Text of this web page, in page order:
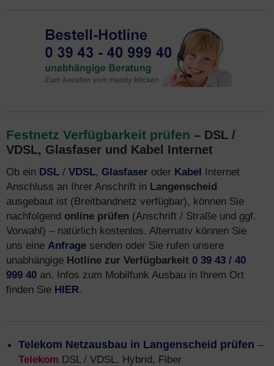
Festnetz Verfügbarkeit prüfen – DSL /
VDSL, Glasfaser und Kabel Internet
Ob ein DSL / VDSL, Glasfaser oder Kabel Internet
Anschluss an Ihrer Anschrift in Langenscheid
ausgebaut ist (Breitbandnetz verfügbar), können Sie
nachfolgend online prüfen (Anschrift / Straße und ggf.
Vorwahl) – natürlich kostenlos. Alternativ können Sie
uns eine Anfrage senden oder Sie rufen unsere
unabhängige Hotline zur Verfügbarkeit 0 39 43 / 40
999 40 an. Infos zum Mobilfunk Ausbau in Ihrem Ort
finden Sie HIER.
Telekom Netzausbau in Langenscheid prüfen –
Telekom DSL / VDSL, Hybrid, Fiber